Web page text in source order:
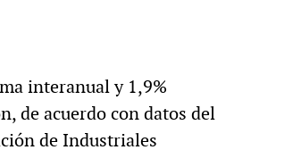
interanual y 1,9%
de acuerdo con datos del
de Industriales